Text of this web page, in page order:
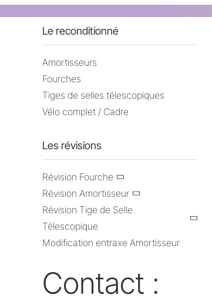
LES
OPTIONS
PEUVENT
CHOISIES
Le reconditionné
Amortisseurs
Fourches
Tiges de selles télescopiques
Vélo complet / Cadre
Les révisions
Révision Fourche
Révision Amortisseur
Révision Tige de Selle
Télescopique
Modification entraxe Amortisseur
Contact :